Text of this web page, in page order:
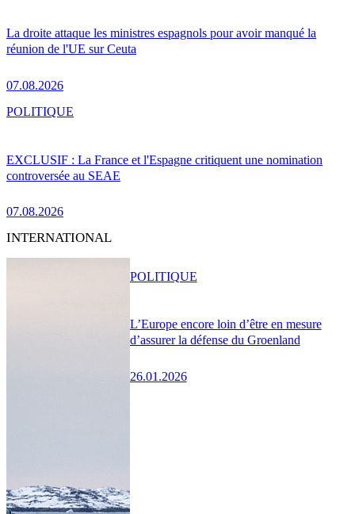
La droite attaque les ministres espagnols pour avoir manqué la
réunion de l'UE sur Ceuta
07.08.2026
EXCLUSIF : La France et l'Espagne critiquent une nomination
controversée au SEAE
07.08.2026
POLITIQUE
INTERNATIONAL
L’Europe encore loin d’être en mesure
d’assurer la défense du Groenland
26.01.2026
POLITIQUE